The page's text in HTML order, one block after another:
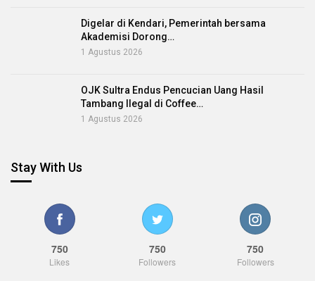
Digelar di Kendari, Pemerintah bersama
Akademisi Dorong…
1 Agustus 2026
OJK Sultra Endus Pencucian Uang Hasil
Tambang Ilegal di Coffee…
1 Agustus 2026
Stay With Us
750
Likes
750
Followers
750
Followers